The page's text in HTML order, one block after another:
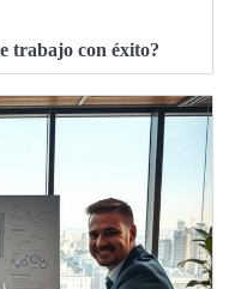
trabajo con éxito?